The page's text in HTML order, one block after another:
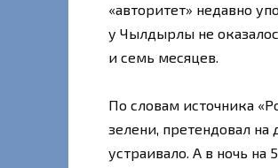
«авторитет» недавно
у Чылдырлы не
и семь месяцев.
По словам источника
зелени, претендовал
устраивало. А в ночь